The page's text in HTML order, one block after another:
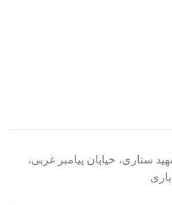
ستاری، خیابان پیامبر غربی،